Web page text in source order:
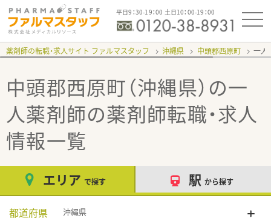
平日9：30-19：00 土日10：00-19：00
薬剤師の転職・求人サイト ファルマスタッフ 沖縄県 中頭郡西原町 一人
中頭郡西原町（沖縄県）の一
人薬剤師の薬剤師転職・求人
情報一覧
エリア で探す 駅 から探す
都道府県 沖縄県